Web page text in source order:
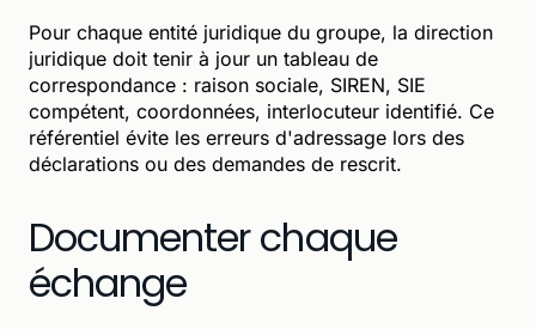
Pour chaque entité juridique du groupe, la direction
juridique doit tenir à jour un tableau de
correspondance : raison sociale, SIREN, SIE
compétent, coordonnées, interlocuteur identifié. Ce
référentiel évite les erreurs d'adressage lors des
déclarations ou des demandes de rescrit.
Documenter chaque
échange